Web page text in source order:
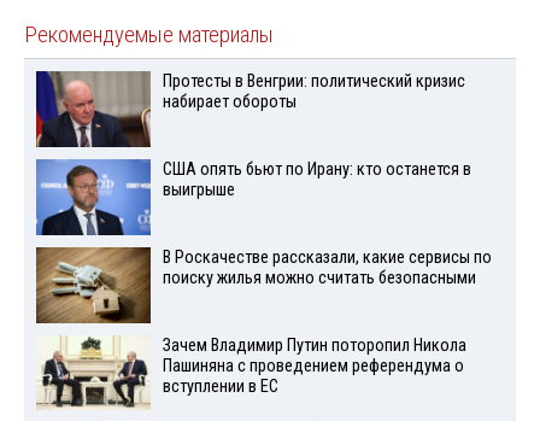
Рекомендуемые материалы
Протесты в Венгрии: политический кризис
набирает обороты
США опять бьют по Ирану: кто останется в
выигрыше
В Роскачестве рассказали, какие сервисы по
поиску жилья можно считать безопасными
Зачем Владимир Путин поторопил Никола
Пашиняна с проведением референдума о
вступлении в ЕС